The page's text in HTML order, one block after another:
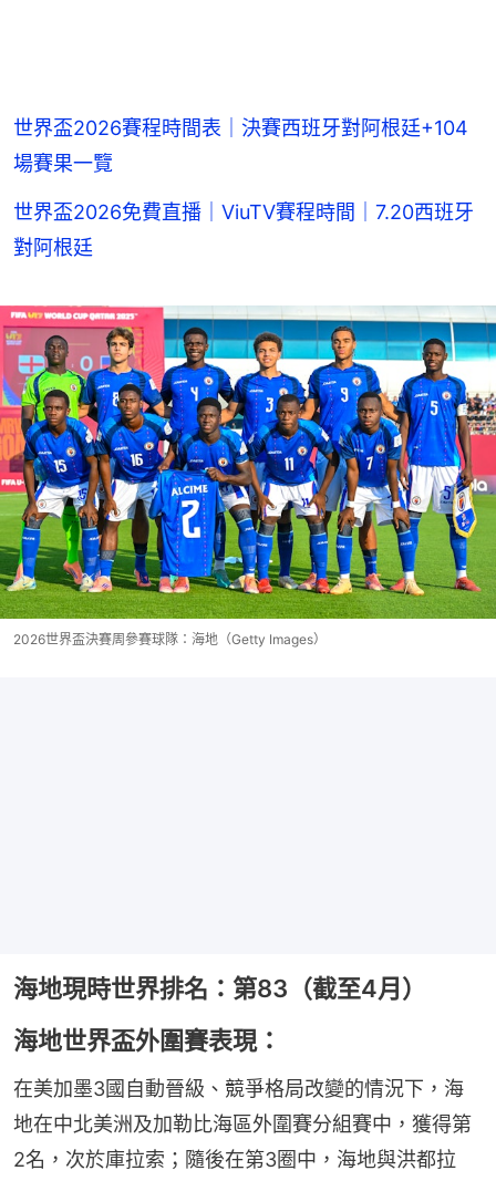
世界盃2026賽程時間表｜決賽西班牙對阿根廷+104
場賽果一覽
世界盃2026免費直播｜ViuTV賽程時間｜7.20西班牙
對阿根廷
2026世界盃決賽周參賽球隊：海地（Getty Images）
海地現時世界排名：第83（截至4月）
海地世界盃外圍賽表現：
在美加墨3國自動晉級、競爭格局改變的情況下，海
地在中北美洲及加勒比海區外圍賽分組賽中，獲得第
2名，次於庫拉索；隨後在第3圈中，海地與洪都拉